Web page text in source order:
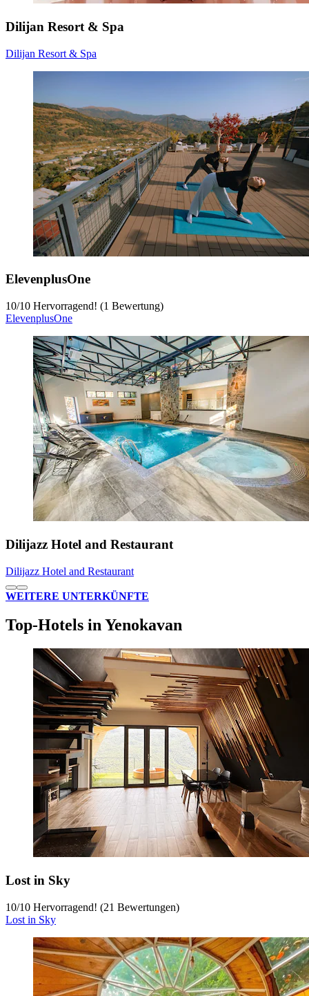
Dilijan Resort & Spa
Dilijan Resort & Spa
ElevenplusOne
10/10 Hervorragend! (1 Bewertung)
ElevenplusOne
Dilijazz Hotel and Restaurant
Dilijazz Hotel and Restaurant
WEITERE UNTERKÜNFTE
Top-Hotels in Yenokavan
Lost in Sky
10/10 Hervorragend! (21 Bewertungen)
Lost in Sky